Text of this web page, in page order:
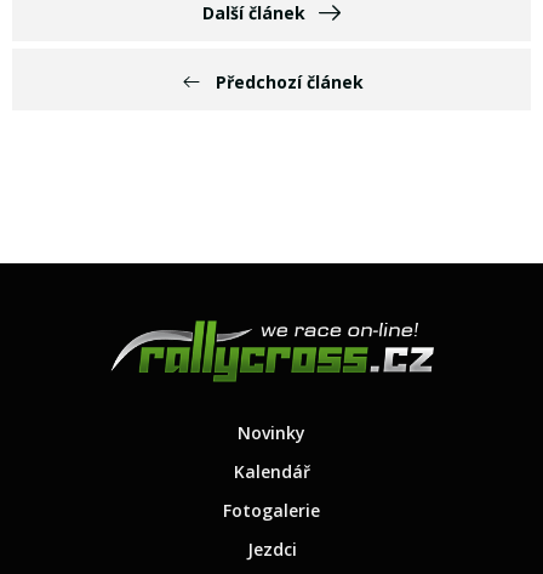
Předchozí článek
Další článek
Novinky
Kalendář
Fotogalerie
Jezdci